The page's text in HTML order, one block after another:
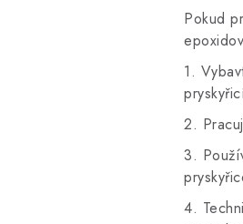
Pokud
1.
2.
3.
4.